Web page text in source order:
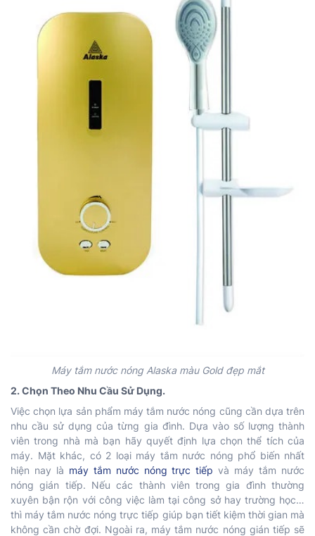
Máy tắm nước nóng Alaska màu Gold đẹp mắt
2. Chọn Theo Nhu Cầu Sử Dụng.
Việc chọn lựa sản phẩm máy tắm nước nóng cũng cần dựa trên
nhu cầu sử dụng của từng gia đình. Dựa vào số lượng thành
viên trong nhà mà bạn hãy quyết định lựa chọn thể tích của
máy. Mặt khác, có 2 loại máy tắm nước nóng phổ biến nhất
hiện nay là máy tắm nước nóng trực tiếp và máy tắm nước
nóng gián tiếp. Nếu các thành viên trong gia đình thường
xuyên bận rộn với công việc làm tại công sở hay trường học…
thì máy tắm nước nóng trực tiếp giúp bạn tiết kiệm thời gian mà
không cần chờ đợi. Ngoài ra, máy tắm nước nóng gián tiếp sẽ